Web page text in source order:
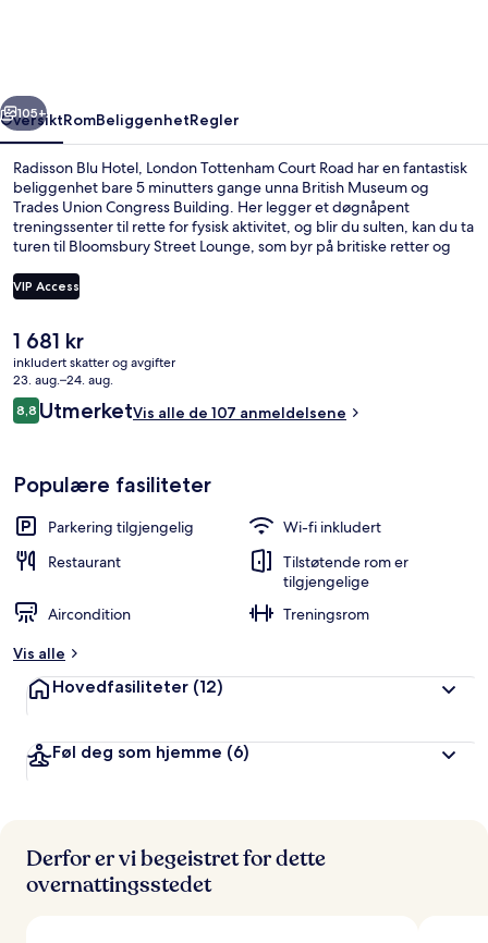
Road
Neste
105+
OversiktRomBeliggenhetRegler
Radisson Blu Hotel, London Tottenham Court Road har en fantastisk
beliggenhet bare 5 minutters gange unna British Museum og
Trades Union Congress Building. Her legger et døgnåpent
treningssenter til rette for fysisk aktivitet, og blir du sulten, kan du ta
turen til Bloomsbury Street Lounge, som byr på britiske retter og
edwardiansk stil, tar det bare 10 minutter å gå til Dominion Theatre
og Shaftesbury Theatre. Andre reisende skryter av de komfortable
kollektivtransport fra overnattingsstedet: Det tar 3 minutter å gå til
Tottenham Court Road undergrunnsstasjon og 8 minutter å gå til
Covent Garden undergrunnsstasjon.
VIP Access
Den
nåværende
prisen
er
1 681 kr
1 681 kr
inkludert skatter og avgifter
23. aug.–24. aug.
Anmeldelser
8,88,8 av 10 –
UtmerketVis alle de 107 anmeldelsene
Populære fasiliteter
Parkering tilgjengelig
Wi-fi inkludert
Restaurant
Tilstøtende rom er
tilgjengelige
Aircondition
Treningsrom
Vis alle
Hovedfasiliteter (12)
Føl deg som hjemme (6)
Derfor er vi begeistret for dette
overnattingsstedet